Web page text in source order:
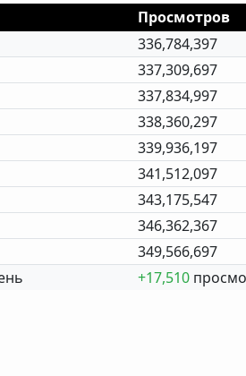
Просмотров
336,784,397
337,309,697
337,834,997
338,360,297
339,936,197
341,512,097
343,175,547
346,362,367
349,566,697
+17,510